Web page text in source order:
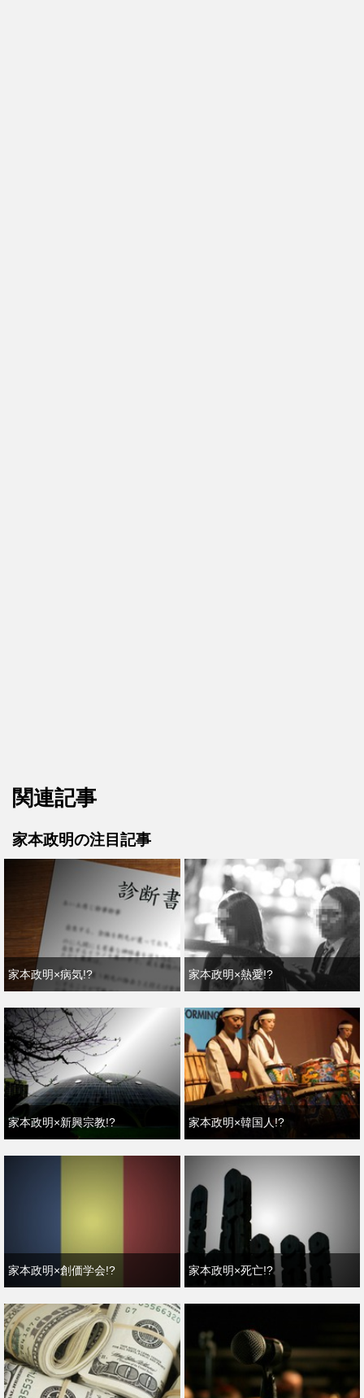
関連記事
家本政明の注目記事
家本政明×病気!? 家本政明×熱愛!?
家本政明×新興宗教!? 家本政明×韓国人!?
家本政明×創価学会!? 家本政明×死亡!?